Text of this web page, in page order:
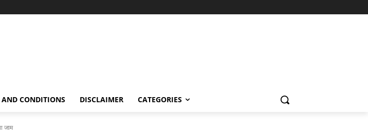
AND CONDITIONS DISCLAIMER CATEGORIES
जाम